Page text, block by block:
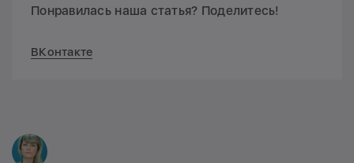
Понравилась наша статья? Поделитесь!
ВКонтакте